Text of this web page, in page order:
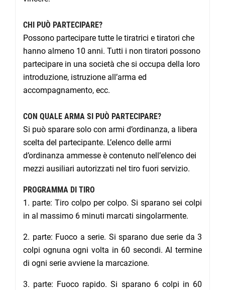
CHI PUÒ PARTECIPARE?
Possono partecipare tutte le tiratrici e tiratori che
hanno almeno 10 anni. Tutti i non tiratori possono
partecipare in una società che si occupa della loro
introduzione, istruzione all’arma ed
accompagnamento, ecc.
CON QUALE ARMA SI PUÒ PARTECIPARE?
Si può sparare solo con armi d’ordinanza, a libera
scelta del partecipante. L’elenco delle armi
d’ordinanza ammesse è contenuto nell’elenco dei
mezzi ausiliari autorizzati nel tiro fuori servizio.
PROGRAMMA DI TIRO
1. parte: Tiro colpo per colpo. Si sparano sei colpi
in al massimo 6 minuti marcati singolarmente.
2. parte: Fuoco a serie. Si sparano due serie da 3
colpi ognuna ogni volta in 60 secondi. Al termine
di ogni serie avviene la marcazione.
3. parte: Fuoco rapido. Si sparano 6 colpi in 60